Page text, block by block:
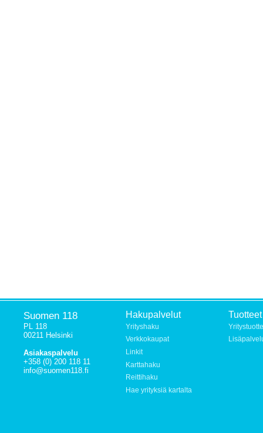
Suomen 118
PL 118
00211 Helsinki
Asiakaspalvelu
+358 (0) 200 118 11
info@suomen118.fi
Hakupalvelut
Yrityshaku
Verkkokaupat
Linkit
Karttahaku
Reittihaku
Hae yrityksiä kartalta